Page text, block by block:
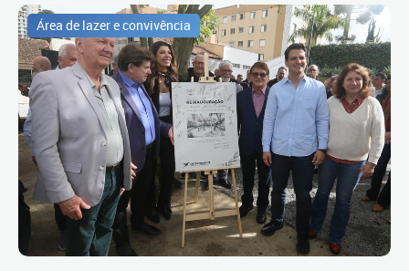
Área de lazer e convivência